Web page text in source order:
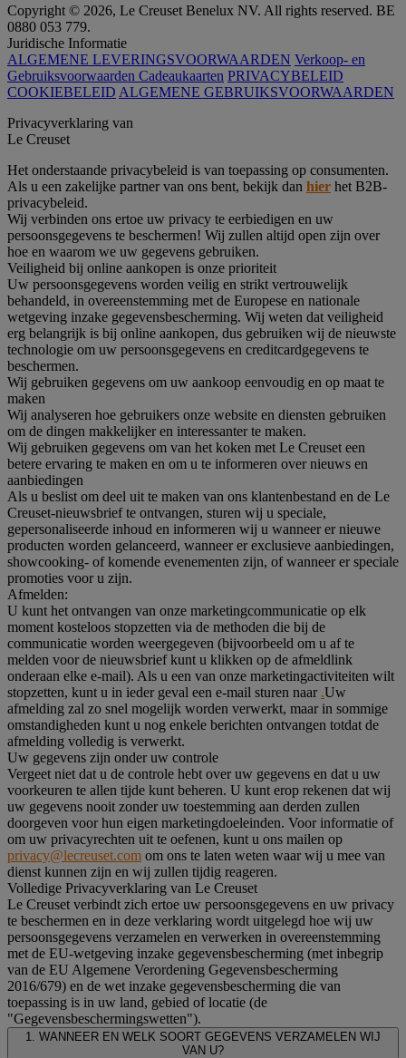
Copyright © 2026, Le Creuset Benelux NV. All rights reserved. BE
0880 053 779.
Juridische Informatie
ALGEMENE LEVERINGSVOORWAARDEN Verkoop- en
Gebruiksvoorwaarden Cadeaukaarten PRIVACYBELEID
COOKIEBELEID ALGEMENE GEBRUIKSVOORWAARDEN
Privacyverklaring van
Le Creuset
Het onderstaande privacybeleid is van toepassing op consumenten.
Als u een zakelijke partner van ons bent, bekijk dan hier het B2B-
privacybeleid.
Wij verbinden ons ertoe uw privacy te eerbiedigen en uw
persoonsgegevens te beschermen! Wij zullen altijd open zijn over
hoe en waarom we uw gegevens gebruiken.
Veiligheid bij online aankopen is onze prioriteit
Uw persoonsgegevens worden veilig en strikt vertrouwelijk
behandeld, in overeenstemming met de Europese en nationale
wetgeving inzake gegevensbescherming. Wij weten dat veiligheid
erg belangrijk is bij online aankopen, dus gebruiken wij de nieuwste
technologie om uw persoonsgegevens en creditcardgegevens te
beschermen.
Wij gebruiken gegevens om uw aankoop eenvoudig en op maat te
maken
Wij analyseren hoe gebruikers onze website en diensten gebruiken
om de dingen makkelijker en interessanter te maken.
Wij gebruiken gegevens om van het koken met Le Creuset een
betere ervaring te maken en om u te informeren over nieuws en
aanbiedingen
Als u beslist om deel uit te maken van ons klantenbestand en de Le
Creuset-nieuwsbrief te ontvangen, sturen wij u speciale,
gepersonaliseerde inhoud en informeren wij u wanneer er nieuwe
producten worden gelanceerd, wanneer er exclusieve aanbiedingen,
showcooking- of komende evenementen zijn, of wanneer er speciale
promoties voor u zijn.
Afmelden:
U kunt het ontvangen van onze marketingcommunicatie op elk
moment kosteloos stopzetten via de methoden die bij de
communicatie worden weergegeven (bijvoorbeeld om u af te
melden voor de nieuwsbrief kunt u klikken op de afmeldlink
onderaan elke e-mail). Als u een van onze marketingactiviteiten wilt
stopzetten, kunt u in ieder geval een e-mail sturen naar .Uw
afmelding zal zo snel mogelijk worden verwerkt, maar in sommige
omstandigheden kunt u nog enkele berichten ontvangen totdat de
afmelding volledig is verwerkt.
Uw gegevens zijn onder uw controle
Vergeet niet dat u de controle hebt over uw gegevens en dat u uw
voorkeuren te allen tijde kunt beheren. U kunt erop rekenen dat wij
uw gegevens nooit zonder uw toestemming aan derden zullen
doorgeven voor hun eigen marketingdoeleinden. Voor informatie of
om uw privacyrechten uit te oefenen, kunt u ons mailen op
privacy@lecreuset.com om ons te laten weten waar wij u mee van
dienst kunnen zijn en wij zullen tijdig reageren.
Volledige Privacyverklaring van Le Creuset
Le Creuset verbindt zich ertoe uw persoonsgegevens en uw privacy
te beschermen en in deze verklaring wordt uitgelegd hoe wij uw
persoonsgegevens verzamelen en verwerken in overeenstemming
met de EU-wetgeving inzake gegevensbescherming (met inbegrip
van de EU Algemene Verordening Gegevensbescherming
2016/679) en de wet inzake gegevensbescherming die van
toepassing is in uw land, gebied of locatie (de
"Gegevensbeschermingswetten").
1. WANNEER EN WELK SOORT GEGEVENS VERZAMELEN WIJ
VAN U?